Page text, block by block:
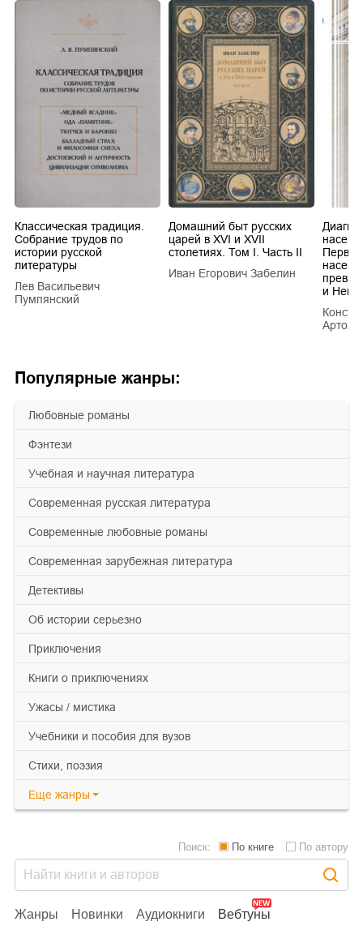
Популярные жанры:
любовные романы
фэнтези
учебная и научная литература
современная русская литература
современные любовные романы
современная зарубежная литература
детективы
об истории серьезно
приключения
книги о приключениях
ужасы / мистика
учебники и пособия для вузов
cтихи, поэзия
Еще жанры
Классическая традиция.
Собрание трудов по
истории русской
литературы
Лев Васильевич
Пумпянский
Домашний быт русских
царей в XVI и XVII
столетиях. Том I. Часть II
Иван Егорович Забелин
и
Жанры Новинки Аудиокниги Вебтуны
Поиск: По книге По автору